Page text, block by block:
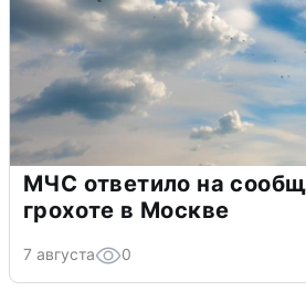
МЧС ответило на
грохоте в Москве
7 августа 0